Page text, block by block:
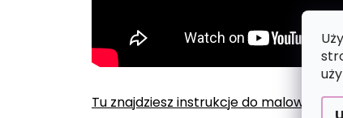
Tu znajdziesz instrukcje do malowania